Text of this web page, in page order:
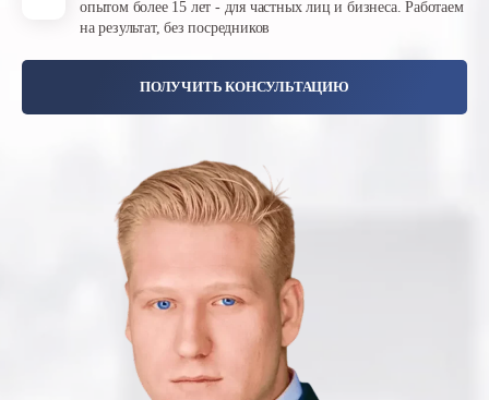
опытом более15 лет - для частных лиц и бизнеса. Работаем
на результат, без посредников
Помощь юристов и адвокатов по гражданским,
ПОЛУЧИТЬ КОНСУЛЬТАЦИЮ